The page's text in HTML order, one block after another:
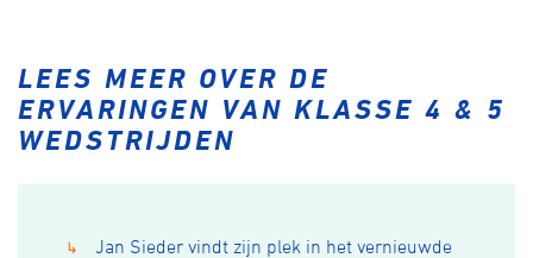
LEES MEER OVER DE
ERVARINGEN VAN KLASSE 4 & 5
WEDSTRIJDEN
↳
Jan Sieder vindt zijn plek in het vernieuwde